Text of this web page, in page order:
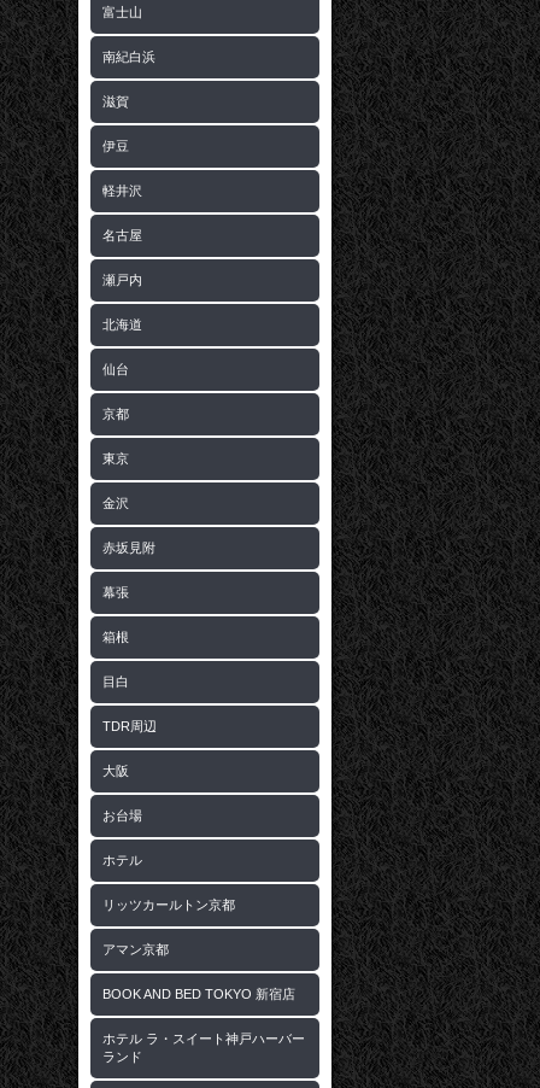
富士山
南紀白浜
滋賀
伊豆
軽井沢
名古屋
瀬戸内
北海道
仙台
京都
東京
金沢
赤坂見附
幕張
箱根
目白
TDR周辺
大阪
お台場
ホテル
リッツカールトン京都
アマン京都
BOOK AND BED TOKYO 新宿店
ホテル ラ・スイート神戸ハーバー
ランド